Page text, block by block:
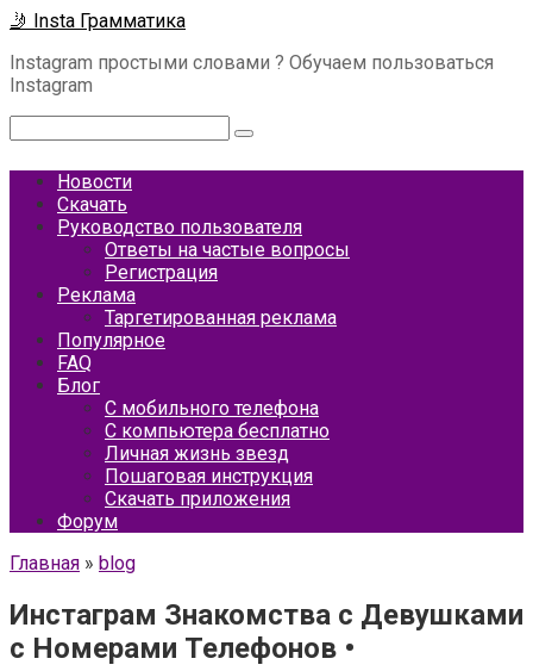
Перейти
контенту
🤳 Insta Грамматика
Instagram простыми словами ? Обучаем пользоваться
Instagram
Новости
Скачать
Руководство пользователя
Ответы на частые вопросы
Регистрация
Реклама
Таргетированная реклама
Популярное
FAQ
Блог
С мобильного телефона
С компьютера бесплатно
Личная жизнь звезд
Пошаговая инструкция
Скачать приложения
Форум
Главная » blog
Инстаграм Знакомства с Девушками
с Номерами Телефонов •